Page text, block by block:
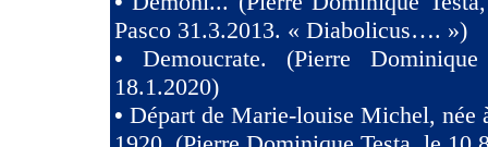
Pasco 31.3.2013. « Diabolicus…. »)
• Demoucrate. (Pierre
18.1.2020)
• Départ de Marie-louise Michel, née